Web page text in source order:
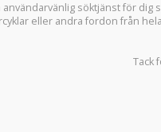
användarvänlig söktjänst för dig
eller andra fordon från
Tack